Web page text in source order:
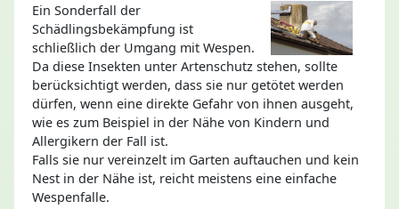
Ein Sonderfall der
Schädlingsbekämpfung ist
schließlich der Umgang mit Wespen.
Da diese Insekten unter Artenschutz stehen, sollte
berücksichtigt werden, dass sie nur getötet werden
dürfen, wenn eine direkte Gefahr von ihnen ausgeht,
wie es zum Beispiel in der Nähe von Kindern und
Allergikern der Fall ist.
Falls sie nur vereinzelt im Garten auftauchen und kein
Nest in der Nähe ist, reicht meistens eine einfache
Wespenfalle.